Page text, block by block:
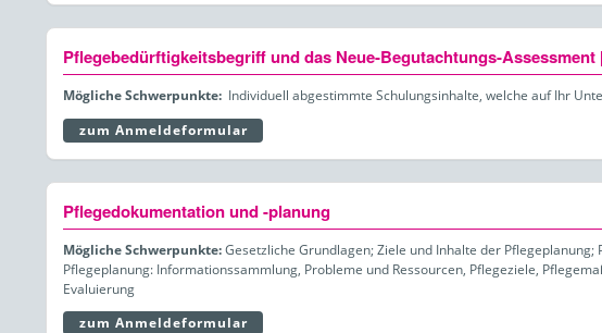
Pflegebedürftigkeitsbegriff und das Neue-Begutachtungs-Assessment
Mögliche Schwerpunkte: Individuell abgestimmte Schulungsinhalte, welche auf Ihr
zum Anmeldeformular
Pflegedokumentation und -planung
Mögliche Schwerpunkte:Gesetzliche Grundlagen; Ziele und Inhalte der
Pflegeplanung: Informationssammlung, Probleme und Ressourcen, Pflegeziele,
Evaluierung
zum Anmeldeformular